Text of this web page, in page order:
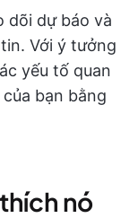
dõi dự báo và
Với ý tưởng
yếu tố quan
bạn bằng
nó